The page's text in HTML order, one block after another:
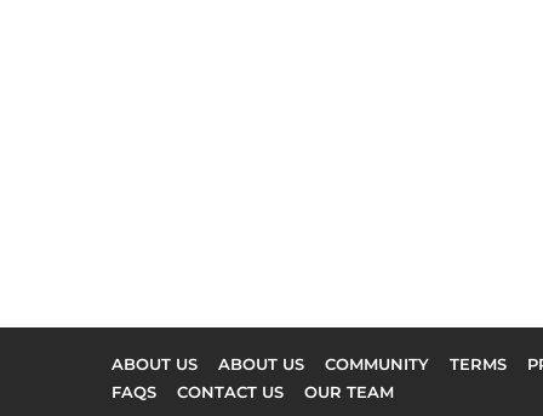
ABOUT US ABOUT US COMMUNITY TERMS
FAQS
CONTACT US OUR TEAM